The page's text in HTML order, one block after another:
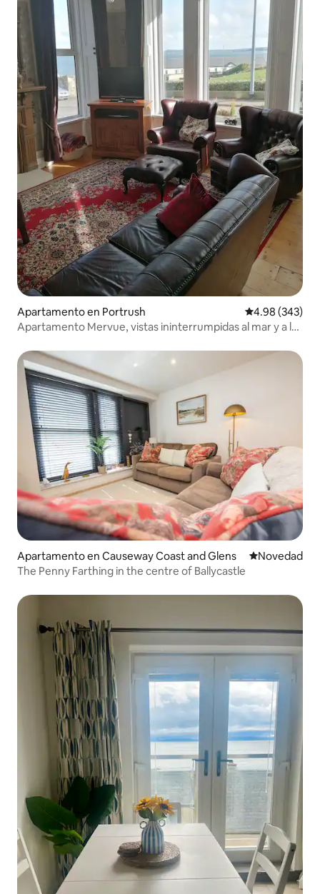
Apartamento en Portrush Calificación
4.98 (343)
Apartamento Mervue, vistas ininterrumpidas al mar y a la
Apartamento en Causeway Coast and Glens Lugar para
Novedad
The Penny Farthing in the centre of Ballycastle